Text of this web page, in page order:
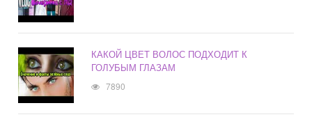
КАКОЙ ЦВЕТ ВОЛОС ПОДХОДИТ К
ГОЛУБЫМ ГЛАЗАМ
7890